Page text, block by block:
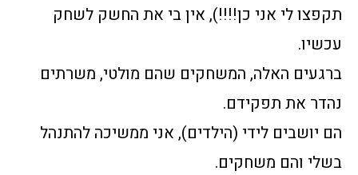
תקפצו לי אני כן!!!!), אין בי את החשק לשחק
עכשיו.
ברגעים האלה, המשחקים שהם מולטי, משרתים
נהדר את תפקידם.
הם יושבים לידי (הילדים), אני ממשיכה להתנהל
בשלי והם משחקים.